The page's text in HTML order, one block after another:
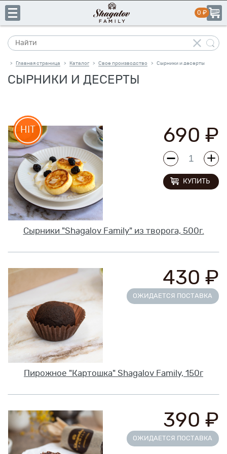
(831)
413-
14-
41
Каталог
Свое
производство
Рецепты
Блог
Оплата/доставка
Контакты
О нас
сб-вс:
Главная страница > Каталог > Свое производство > Сырники и десерты
СЫРНИКИ И ДЕСЕРТЫ
Сырники "Shagalov Family" из творога, 500г.
690 ₽
КУПИТЬ
Пирожное "Картошка" Shagalov Family, 150г
430 ₽
ОЖИДАЕТСЯ ПОСТАВКА
390 ₽
ОЖИДАЕТСЯ ПОСТАВКА